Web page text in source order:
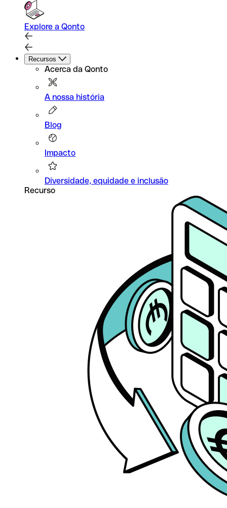
Explore a Qonto
Recursos
Acerca da Qonto
A nossa história
Blog
Impacto
Diversidade, equidade e inclusão
Recurso